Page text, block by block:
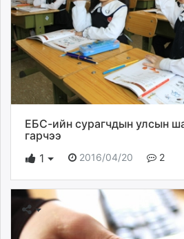
ЕБС-ийн сурагчдын улсын
гарчээ
1
2016/04/20 2